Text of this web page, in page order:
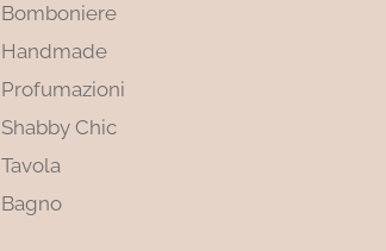
Bomboniere
Handmade
Profumazioni
Shabby Chic
Tavola
Bagno